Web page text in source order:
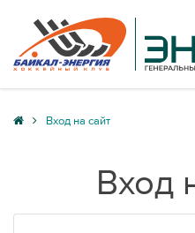
Клуб Вход на сайт
Вход